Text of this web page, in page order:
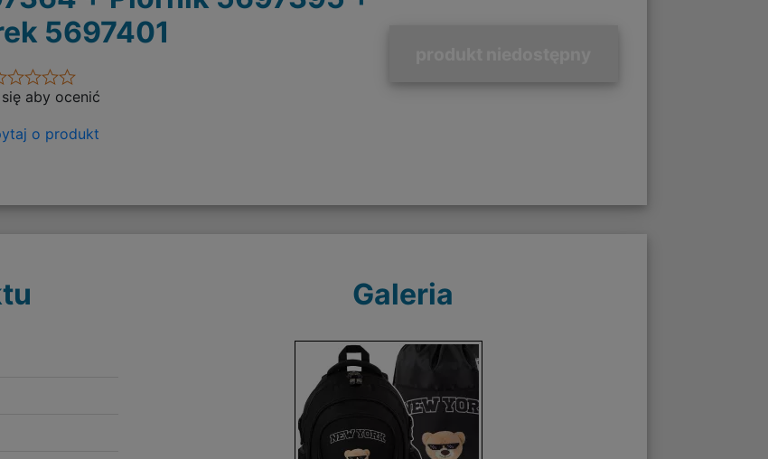
5697401
aby ocenić
o produkt
Galeria